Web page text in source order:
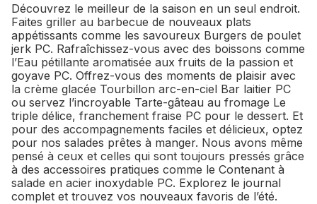
Découvrez le meilleur de la saison en un seul endroit.
Faites griller au barbecue de nouveaux plats
appétissants comme les savoureux Burgers de poulet
jerk PC. Rafraîchissez-vous avec des boissons comme
l’Eau pétillante aromatisée aux fruits de la passion et
goyave PC. Offrez-vous des moments de plaisir avec
la crème glacée Tourbillon arc-en-ciel Bar laitier PC
ou servez l’incroyable Tarte-gâteau au fromage Le
triple délice, franchement fraise PC pour le dessert. Et
pour des accompagnements faciles et délicieux, optez
pour nos salades prêtes à manger. Nous avons même
pensé à ceux et celles qui sont toujours pressés grâce
à des accessoires pratiques comme le Contenant à
salade en acier inoxydable PC. Explorez le journal
complet et trouvez vos nouveaux favoris de l’été.